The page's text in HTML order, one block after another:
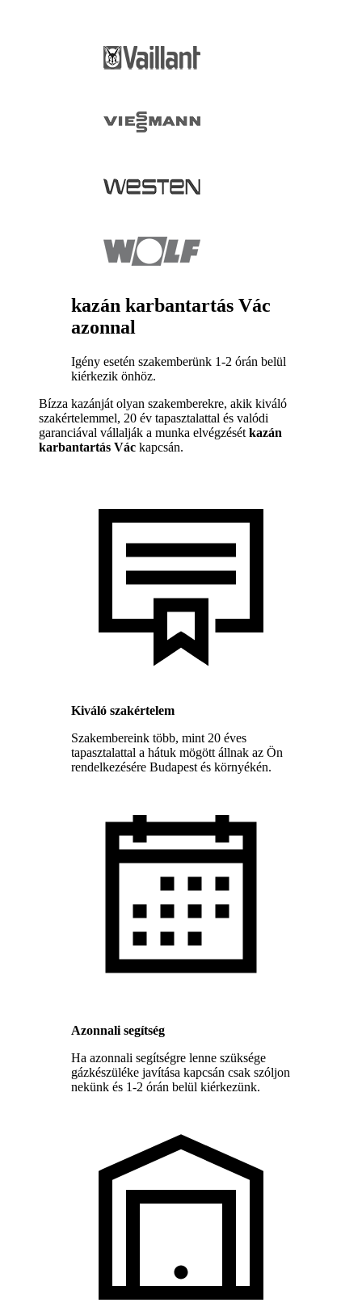
kazán karbantartás Vác
azonnal
Igény esetén szakemberünk 1-2 órán belül
kiérkezik önhöz.
Bízza kazánját olyan szakemberekre, akik kiváló
szakértelemmel, 20 év tapasztalattal és valódi
garanciával vállalják a munka elvégzését kazán
karbantartás Vác kapcsán.
Kiváló szakértelem
Szakembereink több, mint 20 éves
tapasztalattal a hátuk mögött állnak az Ön
rendelkezésére Budapest és környékén.
Azonnali segítség
Ha azonnali segítségre lenne szüksége
gázkészüléke javítása kapcsán csak szóljon
nekünk és 1-2 órán belül kiérkezünk.